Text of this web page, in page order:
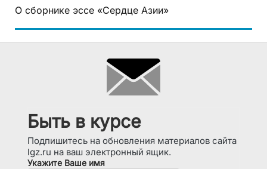
О сборнике эссе «Сердце Азии»
Быть в курсе
Подпишитесь на обновления материалов сайта
lgz.ru на ваш электронный ящик.
Укажите Ваше имя